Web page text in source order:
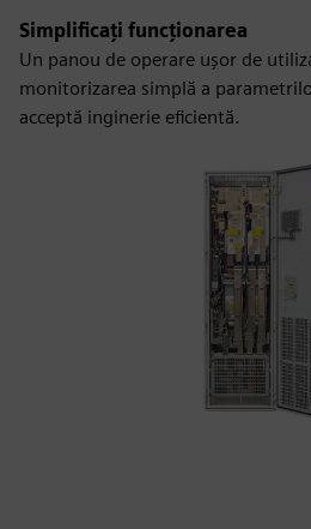
Simplificați funcționarea
Un panou de operare ușor de
monitorizarea simplă a
acceptă inginerie eficientă.